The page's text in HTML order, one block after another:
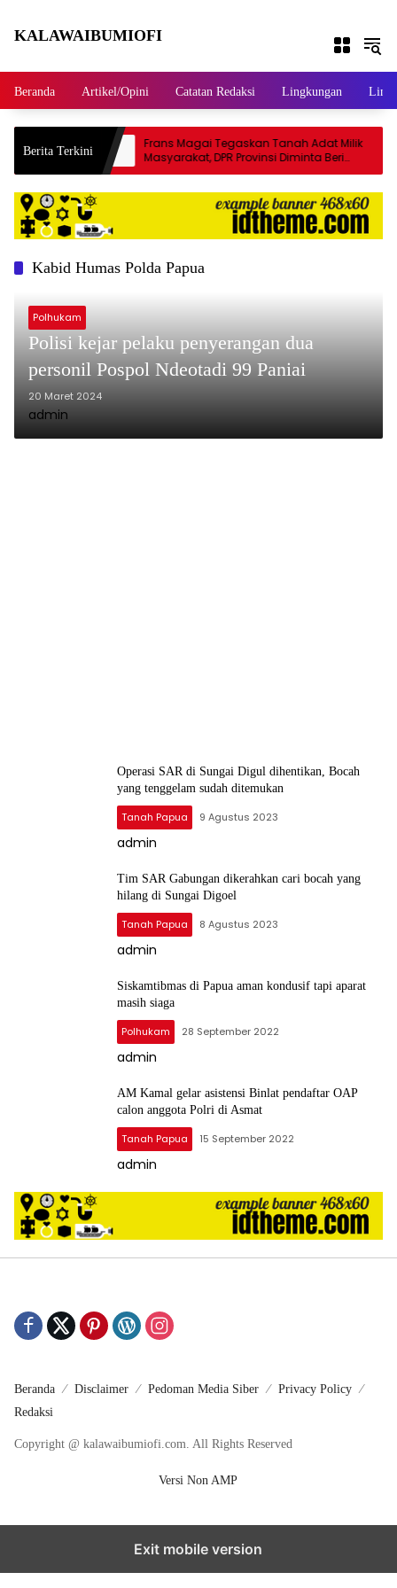
KALAWAIBUMIOFI
Beranda Artikel/Opini Catatan Redaksi Lingkungan
Berita Terkini
Tanah
Militer
Frans Magai Tegaskan Tanah Adat Milik
Masyarakat, DPR Provinsi Diminta Beri
Perlindungan
Kabid Humas Polda Papua
Polhukam
Polisi kejar pelaku penyerangan dua
personil Pospol Ndeotadi 99 Paniai
20 Maret 2024
admin
Operasi SAR di Sungai Digul dihentikan, Bocah
yang tenggelam sudah ditemukan
Tanah Papua 9 Agustus 2023
admin
Tim SAR Gabungan dikerahkan cari bocah yang
hilang di Sungai Digoel
Tanah Papua 8 Agustus 2023
admin
Siskamtibmas di Papua aman kondusif tapi aparat
masih siaga
Polhukam 28 September 2022
admin
AM Kamal gelar asistensi Binlat pendaftar OAP
calon anggota Polri di Asmat
Tanah Papua 15 September 2022
admin
Beranda Disclaimer Pedoman Media Siber
Privacy Policy
Redaksi
Copyright @ kalawaibumiofi.com. All Rights Reserved
Versi Non AMP
Exit mobile version